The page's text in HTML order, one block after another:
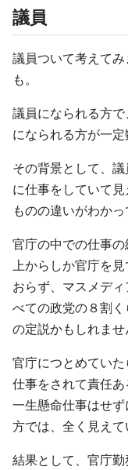
議員
議員ついて考えて
も。
議員になられる方
になられる方が一
その背景として、
に仕事をしていて
ものの違いがわか
官庁の中での仕事の
上からしか官庁を
おらず、マスメデ
べての政党の８割
の定説かもしれま
官庁につとめてい
仕事をされて責任あ
一生懸命仕事はせ
方では、全く見え
結果として、官庁